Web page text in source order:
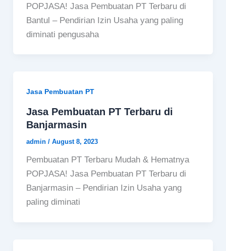
POPJASA! Jasa Pembuatan PT Terbaru di
Bantul – Pendirian Izin Usaha yang paling
diminati pengusaha
Jasa Pembuatan PT
Jasa Pembuatan PT Terbaru di
Banjarmasin
admin / August 8, 2023
Pembuatan PT Terbaru Mudah & Hematnya
POPJASA! Jasa Pembuatan PT Terbaru di
Banjarmasin – Pendirian Izin Usaha yang
paling diminati